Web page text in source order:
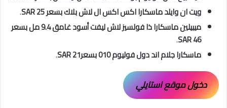
ويت ان وايلد ماسكارا اكس اكس ال لاش بلاك بسعر SAR 25
.
ميبيلين ماسكارا ذا فولسيز لاش ليفت أسود غامق 9.4 مل بسعر
SAR 46
.
ماسكارا جلام اند دول فوليوم 010 بسعرSAR 21
.
دخول موقع استايلي